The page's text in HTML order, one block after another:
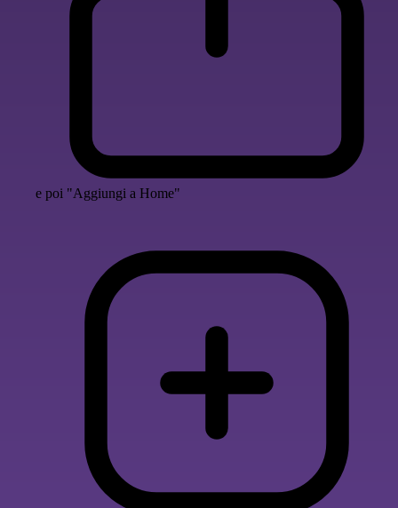
e poi "Aggiungi a Home"